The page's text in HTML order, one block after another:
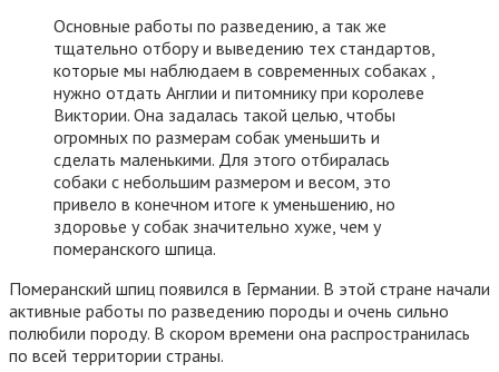
Основные работы по разведению, а так же
тщательно отбору и выведению тех стандартов,
которые мы наблюдаем в современных собаках ,
нужно отдать Англии и питомнику при королеве
Виктории. Она задалась такой целью, чтобы
огромных по размерам собак уменьшить и
сделать маленькими. Для этого отбиралась
собаки с небольшим размером и весом, это
привело в конечном итоге к уменьшению, но
здоровье у собак значительно хуже, чем у
померанского шпица.
Померанский шпиц появился в Германии. В этой стране начали
активные работы по разведению породы и очень сильно
полюбили породу. В скором времени она распространилась
по всей территории страны.